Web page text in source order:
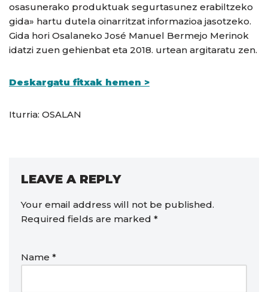
osasunerako produktuak segurtasunez erabiltzeko
gida» hartu dutela oinarritzat informazioa jasotzeko.
Gida hori Osalaneko José Manuel Bermejo Merinok
idatzi zuen gehienbat eta 2018. urtean argitaratu zen.
Deskargatu fitxak hemen >
Iturria: OSALAN
LEAVE A REPLY
Your email address will not be published.
Required fields are marked *
Name *